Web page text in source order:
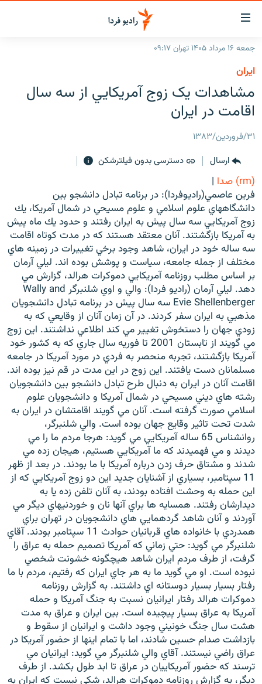
لینک‌های
قابلیت
دسترسی
بازگشت
منوی
اصلی
رفتن
به
صفحه
جستجو
ایران
جهان
برنامه‌های رادیویی
فرکانس‌ها
پادکست
چندرسانه‌ای
گزارش‌های تصویری
گزارش‌های ویدئویی
زنان فردا
English
به ما بپیوندید
زبان‌های دیگر
جمعه ۱۶ مرداد ۱۴۰۵ تهران ۰۹:۱۷
ايران
مشاهدات يک زوج آمريکايي از سه سال
اقامت در ايران
۳۱/فروردین/۱۳۸۳
ارسال
دسترسی بدون فیلترشکن
(rm) صدا
|
فرين عاصمي(راديوفردا): در برنامه تبادل دانشجو بين
دانشگاههاي علوم اسلامي و علوم مسيحي در شمال آمريكا، يك
زوج آمريكايي سه سال پيش به ايران رفتند و حدود يك ماه پيش
به آمريكا بازگشتند. آنان معتقد هستند که در مدت کوتاه اقامت
سه ساله خود در ايران، شاهد وجود برخي تغييرات در زمينه هاي
مختلف از جمله جامعه، سياست و پوشش بوده اند. ليلي آرمان
بر اساس مطلب روزنامه آمريکايي دموكرات هرالد، گزارش مي
دهد. ليلي آرمان (راديو فردا): والي و اوي شلنبرگر Wally and
Evie Shellenberger سه سال پيش در برنامه تبادل دانشجويان
مذهبي به ايران سفر كردند. در آن زمان آنان از وقايعي كه به
زودي جهان را دستخوش تغيير مي كند اطلاعي نداشتند. اين زوج
مي گويند از تابستان 2001 تا فوريه سال جاري كه به كشور خود
آمريكا بازگشتند، تجربه منحصر به فردي در مورد آمريكا در جامعه
مسلمانان دست يافتند. اين زوج در اين مدت در قم نيز بوده اند.
اقامت آنان در ايران به دنبال طرح تبادل دانشجو بين دانشجويان
رشته هاي ديني مسيحي در شمال آمريكا و دانشجويان علوم
اسلامي صورت گرفته است. آنان مي گويند اقامتشان در ايران به
شدت تحت تاثير وقايع جهان بوده است. والي شلنبرگر،
روانشناس 65 ساله آمريكايي مي گويد: هرجا مردم ما را مي
ديدند و مي فهميدند كه ما آمريكايي هستيم، هيجان زده مي
شدند و مشتاق حرف زدن درباره آمريكا با ما بودند. در بعد از ظهر
11 سپتامبر، بسياري از آشنايان جديد اين دو زوج آمريكايي كه از
اين حمله به وحشت افتاده بودند، به آنان تلفن زده يا به
ديدارشان رفتند. همسايه ها براي آنها نان و خوردنيهاي ديگر مي
آوردند و آنان شاهد گردهمايي هاي دانشجويان در تهران براي
همدردي با خانواده هاي قربانيان حوادث 11 سپتامبر بودند. آقاي
شلنبرگر مي گويد: حتي زماني كه آمريكا تصميم حمله به عراق را
گرفت، از طرف مردم ايران شاهد هيچگونه خشونت شخصي
نبوده است. او مي گويد ما به هر جاي ايران كه رفتيم، مردم با ما
رفتار بسيار بسيار دوستانه اي داشتند. به گزارش روزنامه
دموكرات هرالد رفتار ايرانيان نسبت به جنگ آمريكا و حمله
آمريكا به عراق بسيار پيچيده است. بين ايران و عراق به مدت
هشت سال جنگ خونيني وجود داشت و ايرانيان از سقوط و
بازداشت صدام حسين شادند، اما با تمام اينها از حضور آمريكا در
عراق راضي نيستند. آقاي والي شلنبرگر مي گويد: ايرانيان مي
ترسند كه حضور آمريكاييان در عراق تا ابد طول بكشد. از طرف
ديگر، به گزارش روزنامه دموكرات هرالد، شكي نيست كه ايران به